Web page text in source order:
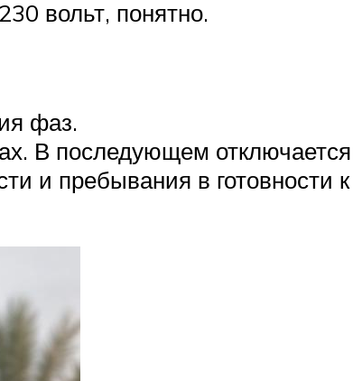
вольт, понятно.
фаз.
В последующем отключается
и пребывания в готовности к